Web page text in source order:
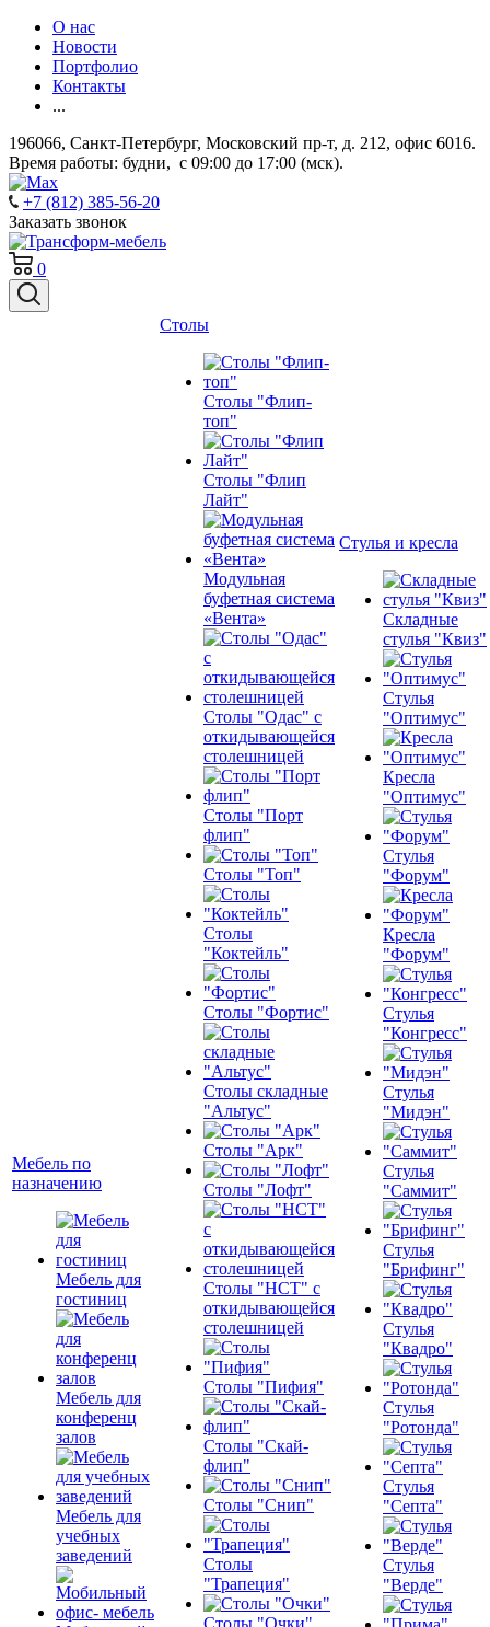
О нас
Новости
Портфолио
Контакты
...
196066, Санкт-Петербург, Московский пр-т, д. 212, офис 6016.
Время работы: будни, с 09:00 до 17:00 (мск).
+7 (812) 385-56-20
Заказать звонок
0
Мебель по
назначению
Мебель для
гостиниц
Мебель для
конференц
залов
Мебель для
учебных
заведений
Столы
Столы "Флип-
топ"
Столы "Флип
Лайт"
Модульная
буфетная система
«Вента»
Столы "Одас" с
откидывающейся
столешницей
Столы "Порт
флип"
Столы "Топ"
Столы
"Коктейль"
Столы "Фортис"
Столы складные
"Альтус"
Столы "Арк"
Столы "Лофт"
Столы "НСТ" с
откидывающейся
столешницей
Столы "Пифия"
Столы "Скай-
флип"
Столы "Снип"
Столы
"Трапеция"
Столы "Очки"
Стулья и кресла
Складные
стулья "Квиз"
Стулья
"Оптимус"
Кресла
"Оптимус"
Стулья
"Форум"
Кресла
"Форум"
Стулья
"Конгресс"
Стулья
"Мидэн"
Стулья
"Саммит"
Стулья
"Брифинг"
Стулья
"Квадро"
Стулья
"Ротонда"
Стулья
"Септа"
Стулья
"Верде"